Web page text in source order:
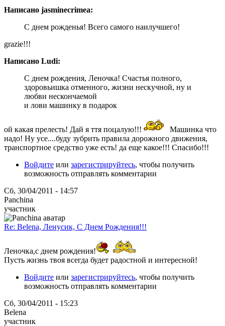
Написано jasminecrimea:
С днем рожденья! Всего самого наилучшего!
grazie!!!
Написано Ludi:
С днем рождения, Леночка! Счастья полного,
здоровьишка отменного, жизни нескучной, ну и
любви нескончаемой
и лови машинку в подарок
ой какая прелесть! Дай я ття поцалую!!!
Машинка что
надо! Ну усе....буду зубрить правила дорожного движения,
транспортное средство уже есть! да еще какое!!! Спасибо!!!
Войдите или зарегистрируйтесь, чтобы получить
возможность отправлять комментарии
Сб, 30/04/2011 - 14:57
Panchina
участник
Re: Belena, Ленусик, С Днем Рождения!!!
Леночка,с днем рождения!
Пусть жизнь твоя всегда будет радостной и интересной!
Войдите или зарегистрируйтесь, чтобы получить
возможность отправлять комментарии
Сб, 30/04/2011 - 15:23
Belena
участник